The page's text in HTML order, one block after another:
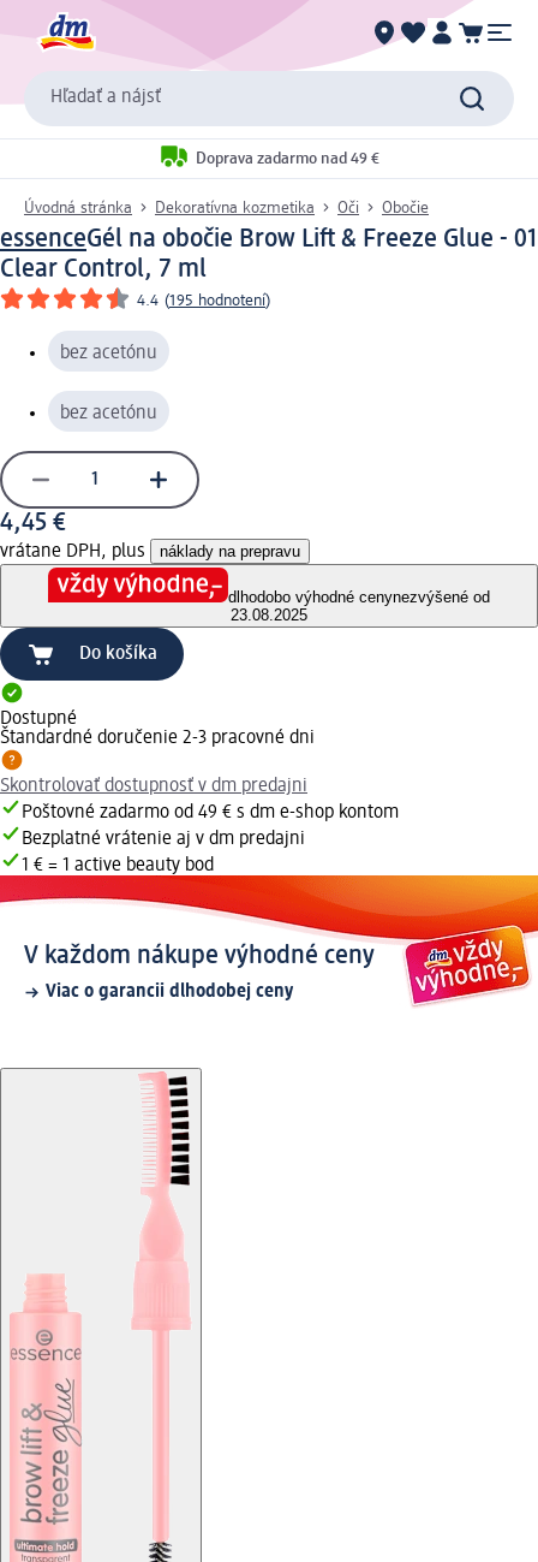
Hľadať a nájsť
Doprava zadarmo nad 49 €
Úvodná stránka Dekoratívna kozmetika Oči Obočie
essenceGél na obočie Brow Lift & Freeze Glue - 01
Clear Control, 7 ml
4.4 (195 hodnotení)
bez acetónu
bez acetónu
4,45 €
vrátane DPH, plus náklady na prepravu
dlhodobo výhodné cenynezvýšené od
23.08.2025
Do košíka
Dostupné
Štandardné doručenie 2-3 pracovné dni
Skontrolovať dostupnosť v dm predajni
Poštovné zadarmo od 49 € s dm e-shop kontom
Bezplatné vrátenie aj v dm predajni
1 € = 1 active beauty bod
V každom nákupe výhodné ceny
Viac o garancii dlhodobej ceny